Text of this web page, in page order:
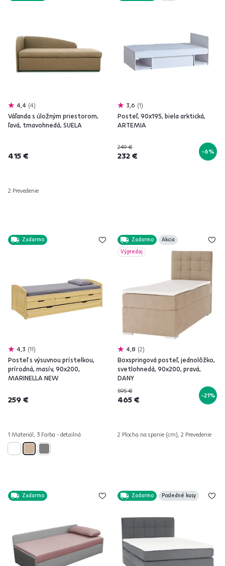
4,4 4
Váľanda s úložným priestorom,
ľavá, tmavohnedá, SUELA
415 €
2 Prevedenie
3,6 1
Posteľ, 90x195, biela arktická,
ARTEMIA
249 €
232 € -6%
Zadarmo
4,3 11
Posteľ s výsuvnou prístelkou,
prírodná, masív, 90x200,
MARINELLA NEW
259 €
1 Materiál, 3 Farba - detailná
Zadarmo
Akcia
Výpredaj
4,8 2
Boxspringová posteľ, jednolôžko,
svetlohnedá, 90x200, pravá,
DANY
595 €
465 € -21%
2 Plocha na spanie (cm), 2 Prevedenie
Zadarmo Zadarmo Posledné kusy